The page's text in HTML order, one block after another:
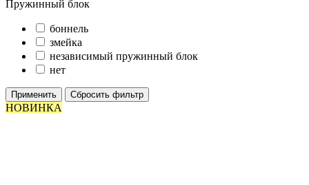
Пружинный блок
боннель
змейка
независимый пружинный блок
нет
Применить Сбросить фильтр
НОВИНКА